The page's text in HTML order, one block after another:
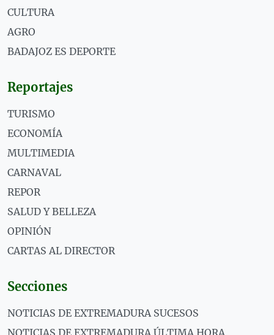
CULTURA
AGRO
BADAJOZ ES DEPORTE
Reportajes
TURISMO
ECONOMÍA
MULTIMEDIA
CARNAVAL
REPOR
SALUD Y BELLEZA
OPINIÓN
CARTAS AL DIRECTOR
Secciones
NOTICIAS DE EXTREMADURA SUCESOS